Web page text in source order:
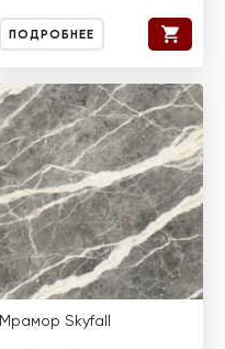
ПОДРОБНЕЕ
Мрамор Skyfall